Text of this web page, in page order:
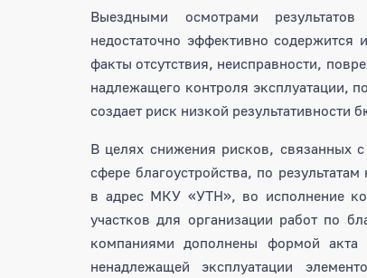
Выездными осмотрами
недостаточно эффективно
факты отсутствия, неисправности,
надлежащего контроля эксплуатации,
создает риск низкой
В целях снижения рисков, связанных
сфере благоустройства, по
в адрес МКУ «УТН», во исполнение
участков для организации работ по
компаниями дополнены формой акта
ненадлежащей эксплуатации